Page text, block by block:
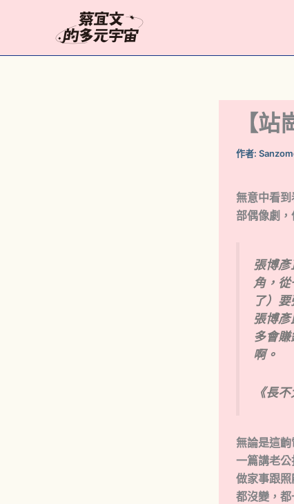
【
作者:
無意中看
部偶像劇，
張博
角，
了）
張博
多會
啊。
《長
無論是這
一篇講老
做家事跟
都沒變，都